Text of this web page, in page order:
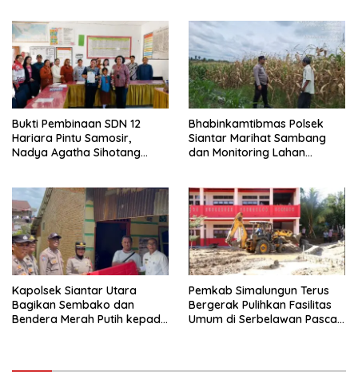
Bukti Pembinaan SDN 12
Hariara Pintu Samosir,
Nadya Agatha Sihotang
Bhabinkamtibmas Polsek
Siantar Marihat Sambang
dan Monitoring Lahan
Kapolsek Siantar Utara
Bagikan Sembako dan
Bendera Merah Putih kepada
Pemkab Simalungun Terus
Bergerak Pulihkan Fasilitas
Umum di Serbelawan Pasca